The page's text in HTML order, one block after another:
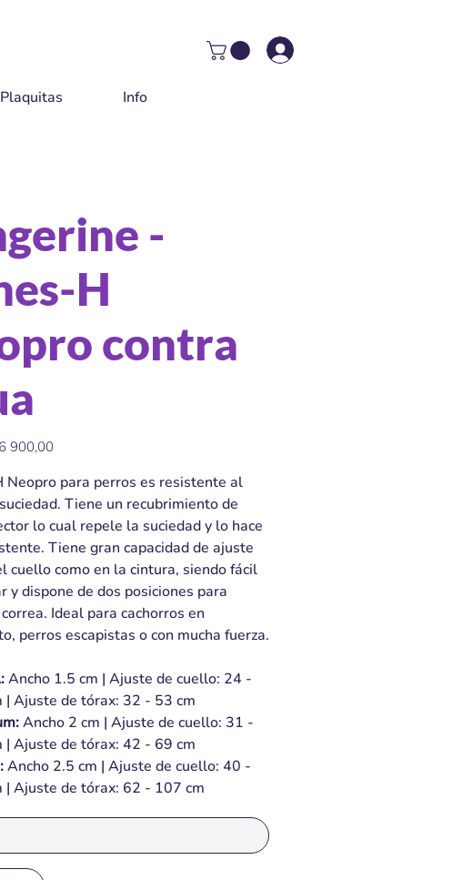
Plaquitas Info
-
H
contra
900,00
Neopro para perros es resistente al
Tiene un recubrimiento de
lo cual repele la suciedad y lo hace
Tiene gran capacidad de ajuste
cuello como en la cintura, siendo fácil
y dispone de dos posiciones para
Ideal para cachorros en
perros escapistas o con mucha fuerza.
Ancho 1.5 cm | Ajuste de cuello: 24 -
| Ajuste de tórax: 32 - 53 cm
Ancho 2 cm | Ajuste de cuello: 31 -
| Ajuste de tórax: 42 - 69 cm
Ancho 2.5 cm | Ajuste de cuello: 40 -
| Ajuste de tórax: 62 - 107 cm